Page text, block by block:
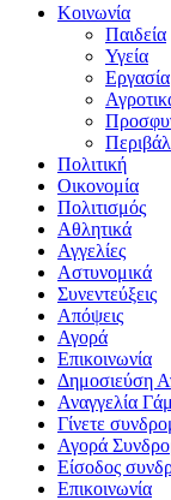
Κοινωνία
Παιδεία
Υγεία
Εργασία
Πολιτική
Οικονομία
Πολιτισμός
Αθλητικά
Αγγελίες
Αστυνομικά
Συνεντεύξεις
Απόψεις
Αγορά
Επικοινωνία
Δημοσιεύση
Αναγγελία
Γίνετε
Αγορά
Είσοδος
Επικοινωνία